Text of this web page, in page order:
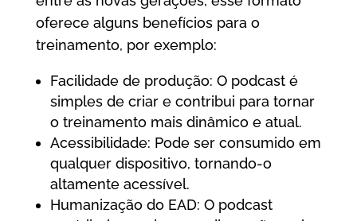
oferece alguns benefícios para o
treinamento, por exemplo:
Facilidade de produção: O podcast é
simples de criar e contribui para tornar
o treinamento mais dinâmico e atual.
Acessibilidade: Pode ser consumido em
qualquer dispositivo, tornando-o
altamente acessível.
Humanização do EAD: O podcast